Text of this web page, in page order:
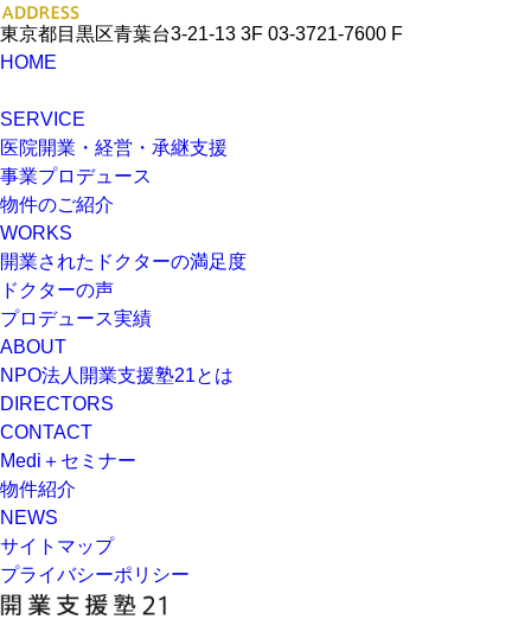
東京都目黒区青葉台3-21-13 3F 03-3721-7600 F
HOME
SERVICE
医院開業・経営・承継支援
事業プロデュース
物件のご紹介
WORKS
開業されたドクターの満足度
ドクターの声
プロデュース実績
ABOUT
NPO法人開業支援塾21とは
DIRECTORS
CONTACT
Medi＋セミナー
物件紹介
NEWS
サイトマップ
プライバシーポリシー